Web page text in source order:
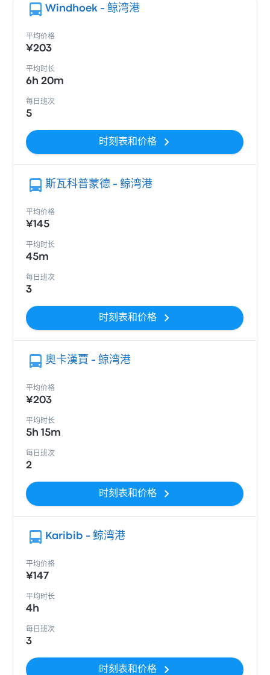
Windhoek - 鲸湾港
平均价格
¥203
平均时长
6h 20m
每日班次
5
时刻表和价格
斯瓦科普蒙德 - 鲸湾港
平均价格
¥145
平均时长
45m
每日班次
3
时刻表和价格
奧卡漢賈 - 鲸湾港
平均价格
¥203
平均时长
5h 15m
每日班次
2
时刻表和价格
Karibib - 鲸湾港
平均价格
¥147
平均时长
4h
每日班次
3
时刻表和价格